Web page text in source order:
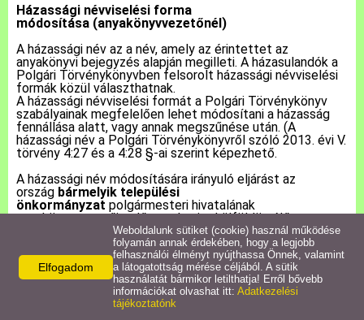
Letölthető nyomtatványok
E-ügyintézés
Rendeletek,
Dokumentumok
Álláspályázat
Házassági névviselési forma
módosítása (anyakönyvvezetőnél)
A házassági név az a név, amely az érintettet az
anyakönyvi bejegyzés alapján megilleti. A házasulandók a
Polgári Törvénykönyvben felsorolt házassági névviselési
formák közül választhatnak.
A házassági névviselési formát a Polgári Törvénykönyv
szabályainak megfelelően lehet módosítani a házasság
fennállása alatt, vagy annak megszűnése után. (A
házassági név a Polgári Törvénykönyvről szóló 2013. évi V.
törvény 4:27 és a 4:28 §-ai szerint képezhető.
A házassági név módosítására irányuló eljárást az
ország bármelyik települési
önkormányzat polgármesteri hivatalának
anyakönyvvezetője előtt, valamint külföldön élő
állampolgár esetében bármelyik hivatásos konzuli
tisztviselő előtt lehet kezdeményezni. Az eljárás
lefolytatására a házasságkötés helye szerinti
anyakönyvvezető rendelkezik hatáskörrel. Amennyiben a
házasság már rögzítésre került az EAK-ban, akkor
bármelyik anyakönyvvezető.
Elfogadom
Weboldalunk sütiket (cookie) használ működése
folyamán annak érdekében, hogy a legjobb
felhasználói élményt nyújthassa Önnek, valamint
a látogatottság mérése céljából. A sütik
használatát bármikor letilthatja! Erről bővebb
információkat olvashat itt: Adatkezelési
tájékoztatónk